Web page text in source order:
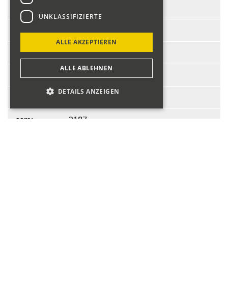
Start-Nr.:
Fahrer:
Jeck Tom
Fahrzeug:
Triumph Asper
BJ:
1960
150
ccm:
2187
UNKLASSIFIZIERTE
ALLE AKZEPTIEREN
ALLE ABLEHNEN
DETAILS ANZEIGEN